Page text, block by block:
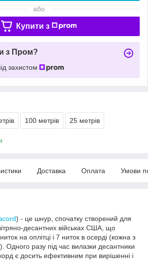
або
Купити з
з Пром?
захистом
100 метрів 25 метрів
Доставка Оплата Умови
) - це шнур, спочатку створений для
десантних військах США, що
на оплітці і 7 ниток в осерді (кожна з
Одного разу під час вилазки десантники
є досить ефективним при вирішенні і